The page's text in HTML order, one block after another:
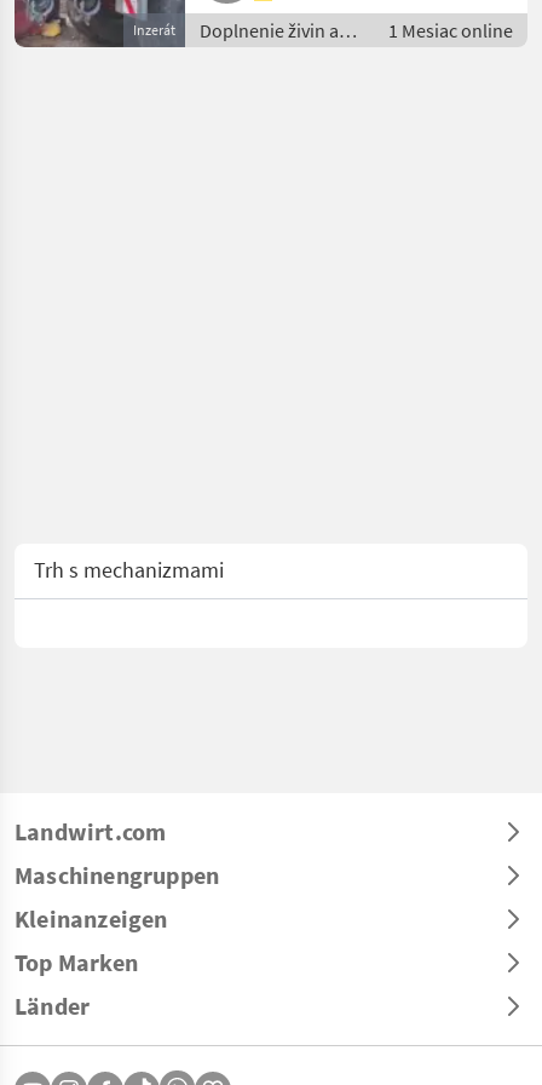
Inzerát
Doplnenie živin a
polievanie / Hadica
1 Mesiac online
Trh s mechanizmami
Landwirt.com
Maschinengruppen
Kleinanzeigen
Top Marken
Länder